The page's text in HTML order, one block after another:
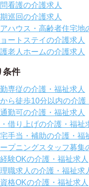
看護の介護求人
巡回の介護求人
ハウス・高齢者住宅地
ートステイの介護求人
老人ホームの介護求人
条件
専従の介護・福祉求人
ら徒歩10分以内の介護
勤可の介護・福祉求人
借り上げの介護・福祉
手当・補助の介護・福
プニングスタッフ募集
験OKの介護・福祉求人
職求人の介護・福祉求
格OKの介護・福祉求人